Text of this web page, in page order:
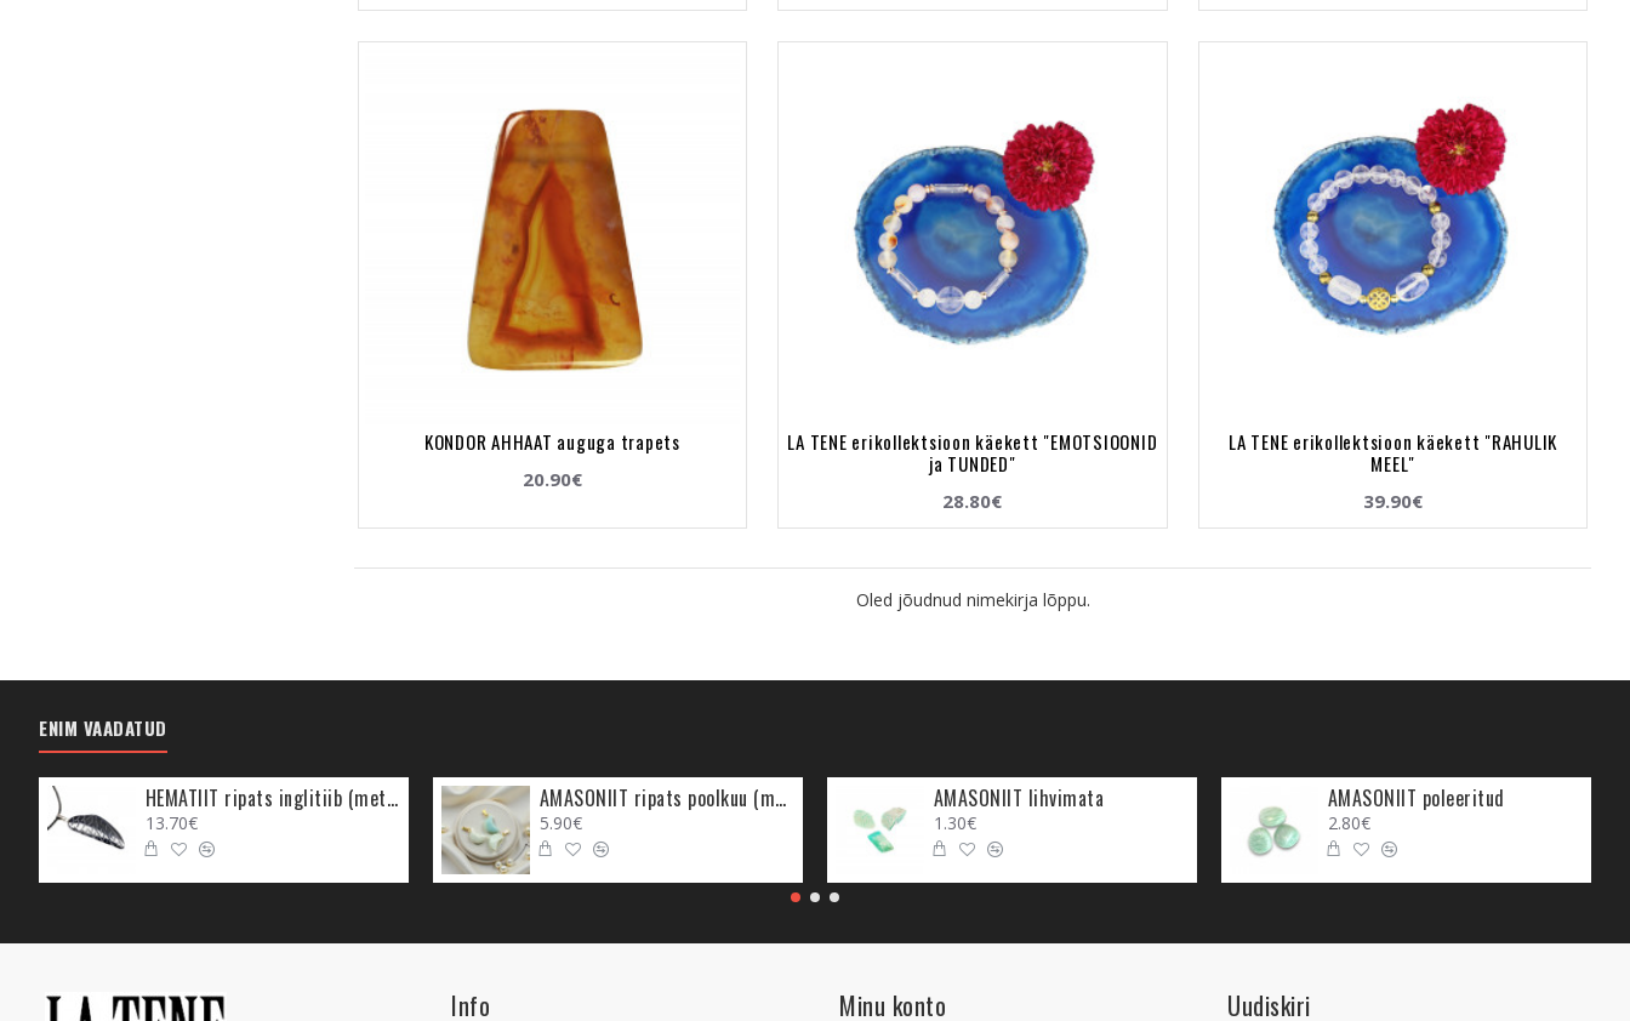
KONDOR AHHAAT auguga trapets
20.90€
LA TENE erikollektsioon käekett "EMOTSIOONID
ja TUNDED"
28.80€
LA TENE erikollektsioon käekett "RAHULIK
MEEL"
39.90€
Oled jõudnud nimekirja lõppu.
ENIM VAADATUD
HEMATIIT ripats inglitiib (metall)
13.70€
AMASONIIT ripats poolkuu (metall)
5.90€
AMASONIIT lihvimata
1.30€
AMASONIIT poleeritud
2.80€
Info Minu konto Uudiskiri